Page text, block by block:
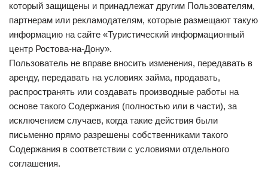
который защищены и принадлежат другим Пользователям,
партнерам или рекламодателям, которые размещают такую
информацию на сайте «Туристический информационный
центр Ростова-на-Дону».
Пользователь не вправе вносить изменения, передавать в
аренду, передавать на условиях займа, продавать,
распространять или создавать производные работы на
основе такого Содержания (полностью или в части), за
исключением случаев, когда такие действия были
письменно прямо разрешены собственниками такого
Содержания в соответствии с условиями отдельного
соглашения.